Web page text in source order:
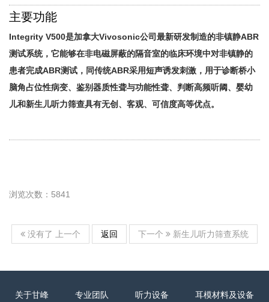
主要功能
Integrity V500是加拿大Vivosonic公司最新研发制造的非镇静ABR
测试系统，它能够在非电磁屏蔽的隔音室的临床环境中对非镇静的
患者完成ABR测试，同传统ABR采用短声诱发刺激，用于诊断桥小
脑角占位性病变、鉴别器质性聋与功能性聋、判断高频听阈、婴幼
儿和新生儿听力筛查具有无创、客观、可信度高等优点。
浏览次数：5841
没有了 上一个 返回 下一个 新生儿听力筛查系统
关于甘峰 专业团队 听力设备 耳模材料及设备